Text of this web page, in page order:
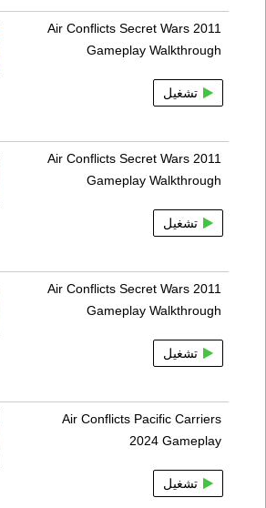
Air Conflicts Secret Wars 2011
Gameplay Walkthrough
تشغيل
Air Conflicts Secret Wars 2011
Gameplay Walkthrough
تشغيل
Air Conflicts Secret Wars 2011
Gameplay Walkthrough
تشغيل
Air Conflicts Pacific Carriers
2024 Gameplay
تشغيل